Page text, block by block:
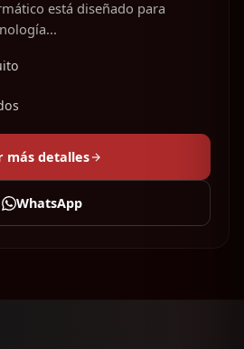
está diseñado para
más detalles
WhatsApp